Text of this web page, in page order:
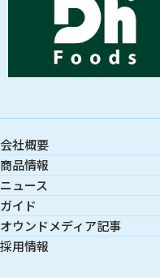
会社概要
商品情報
ニュース
ガイド
オウンドメディア記事
採用情報